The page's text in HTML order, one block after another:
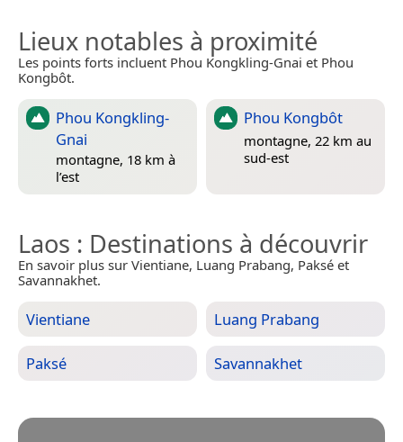
Lieux notables à proximité
Les points forts incluent Phou Kongkling-Gnai et Phou
Kongbôt.
Phou Kongkling-
Gnai
montagne, 18 km à
l’est
Phou Kongbôt
montagne, 22 km au
sud-est
Laos : Destinations à découvrir
En savoir plus sur Vientiane, Luang Prabang, Paksé et
Savannakhet.
Vientiane Luang Prabang
Paksé Savannakhet